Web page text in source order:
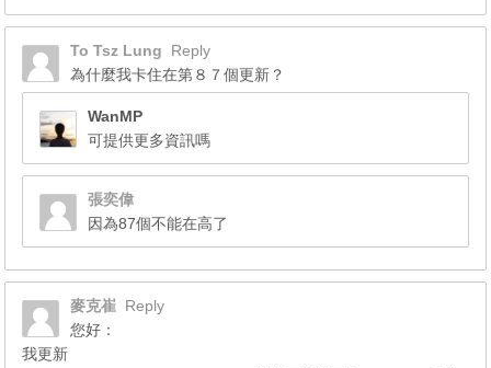
To Tsz Lung
Reply
為什麼我卡住在第８７個更新？
WanMP
可提供更多資訊嗎
張奕偉
因為87個不能在高了
麥克崔 Reply
您好：
我更新